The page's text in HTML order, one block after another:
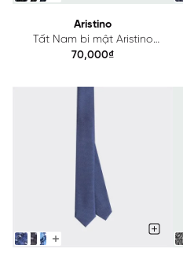
Aristino
Tất Nam bí mật Aristino
ASC053
70,000₫